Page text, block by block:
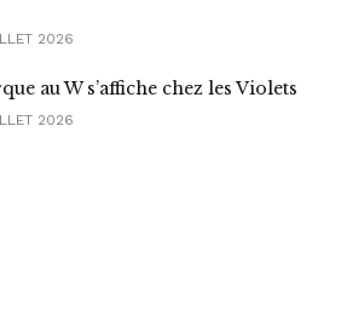
2026
au W s’affiche chez les Violets
2026